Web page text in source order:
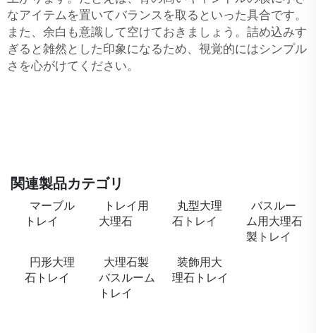
なアイテムを置いてバランスを取るといった具合です。
また、余白も意識して空けておきましょう。詰め込みす
ぎると雑然とした印象になるため、視覚的にはシンプル
さを心がけてください。
関連製品カテゴリ
マーブル
トレイ
トレイ用
大理石
丸型大理
石トレイ
バスルー
ム用大理石
製トレイ
円形大理
石トレイ
大理石製
バスルーム
トレイ
装飾用大
理石トレイ